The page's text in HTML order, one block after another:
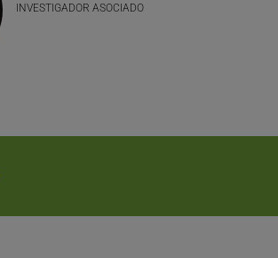
INVESTIGADOR ASOCIADO